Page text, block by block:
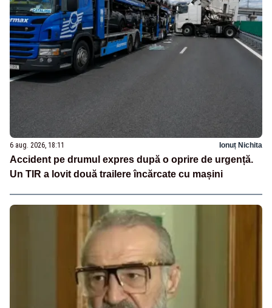
6 aug. 2026, 18:11 Ionuț Nichita
Accident pe drumul expres după o oprire de urgență.
Un TIR a lovit două trailere încărcate cu mașini